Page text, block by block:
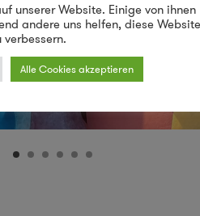
unserer Website. Einige von ihnen
andere uns helfen, diese Website
verbessern.
Alle Cookies akzeptieren